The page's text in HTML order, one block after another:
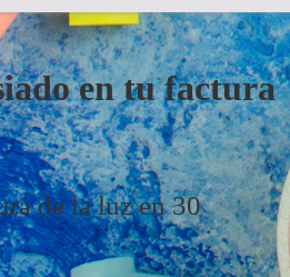
en tu factura
de la luz en 30